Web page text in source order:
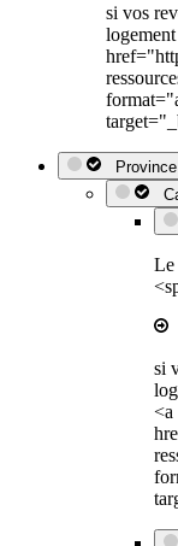
si vos
Province
Le
si
<a